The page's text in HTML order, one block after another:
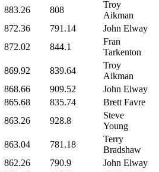
883.26 808
Troy
Aikman
872.36 791.14
John Elway
872.02 844.1
Fran
Tarkenton
869.92 839.64
Troy
Aikman
868.66 909.52
John Elway
865.68 835.74
Brett Favre
863.26 928.8
Steve
Young
863.04 781.18
Terry
Bradshaw
862.26 790.9
John Elway